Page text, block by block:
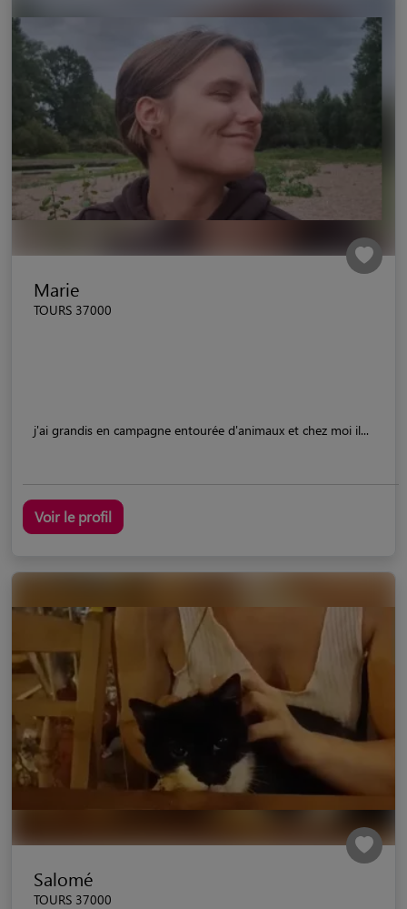
Marie
TOURS 37000
j'ai grandis en campagne entourée d'animaux et chez moi il...
Voir le profil
Salomé
TOURS 37000